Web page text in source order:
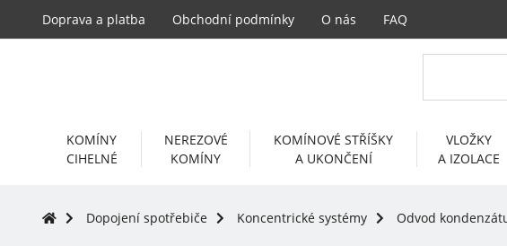
Doprava a platba Obchodní podmínky O nás FAQ
KOMÍNY
CIHELNÉ
NEREZOVÉ
KOMÍNY
KOMÍNOVÉ STŘÍŠKY
A UKONČENÍ
VLOŽKY
A IZOLACE
Dopojení spotřebiče Koncentrické systémy Odvod